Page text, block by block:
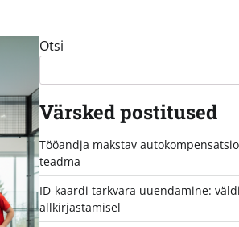
Otsi
Värsked postitused
Tööandja makstav
teadma
ID-kaardi tarkvara uuendamine:
allkirjastamisel